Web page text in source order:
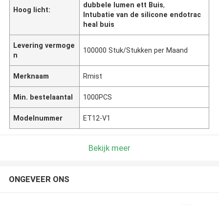
Hoog licht:
dubbele lumen ett Buis,
Intubatie van de silicone endotrac
heal buis
Levering vermoge
n
100000 Stuk/Stukken per Maand
Merknaam Rmist
Min. bestelaantal 1000PCS
Modelnummer ET12-V1
Bekijk meer
ONGEVEER ONS